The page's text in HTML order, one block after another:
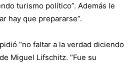
turismo político”. Además le
hay que prepararse”.
“no faltar a la verdad diciendo
Miguel Lifschitz. “Fue su